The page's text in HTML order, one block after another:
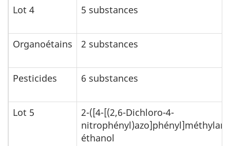
Lot 4 5 substances
Organoétains 2 substances
Pesticides 6 substances
Lot 5
2-([4-[(2,6-Dichloro-4-
éthanol